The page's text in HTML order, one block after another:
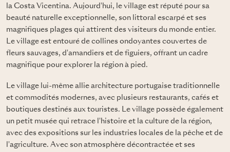
la Costa Vicentina. Aujourd'hui, le village est réputé pour sa
beauté naturelle exceptionnelle, son littoral escarpé et ses
magnifiques plages qui attirent des visiteurs du monde entier.
Le village est entouré de collines ondoyantes couvertes de
fleurs sauvages, d'amandiers et de figuiers, offrant un cadre
magnifique pour explorer la région à pied.
Le village lui-même allie architecture portugaise traditionnelle
et commodités modernes, avec plusieurs restaurants, cafés et
boutiques destinés aux touristes. Le village possède également
un petit musée qui retrace l'histoire et la culture de la région,
avec des expositions sur les industries locales de la pêche et de
l'agriculture. Avec son atmosphère décontractée et ses